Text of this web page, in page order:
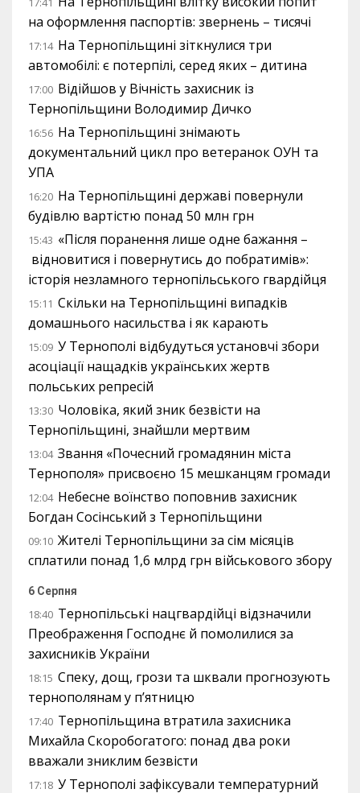
на оформлення паспортів: звернень – тисячі
17:14 На Тернопільщині зіткнулися три
автомобілі: є потерпілі, серед яких – дитина
17:00 Відійшов у Вічність захисник із
Тернопільщини Володимир Дичко
16:56 На Тернопільщині знімають
документальний цикл про ветеранок ОУН та
УПА
16:20 На Тернопільщині державі повернули
будівлю вартістю понад 50 млн грн
15:43 «Після поранення лише одне бажання –
відновитися і повернутись до побратимів»:
історія незламного тернопільського гвардійця
15:11 Скільки на Тернопільщині випадків
домашнього насильства і як карають
15:09 У Тернополі відбудуться установчі збори
асоціації нащадків українських жертв
польських репресій
13:30 Чоловіка, який зник безвісти на
Тернопільщині, знайшли мертвим
13:04 Звання «Почесний громадянин міста
Тернополя» присвоєно 15 мешканцям громади
12:04 Небесне воїнство поповнив захисник
Богдан Сосінський з Тернопільщини
09:10 Жителі Тернопільщини за сім місяців
сплатили понад 1,6 млрд грн військового збору
6 Серпня
18:40 Тернопільські нацгвардійці відзначили
Преображення Господнє й помолилися за
захисників України
18:15 Спеку, дощ, грози та шквали прогнозують
тернополянам у п’ятницю
17:40 Тернопільщина втратила захисника
Михайла Скоробогатого: понад два роки
вважали зниклим безвісти
17:18 У Тернополі зафіксували температурний